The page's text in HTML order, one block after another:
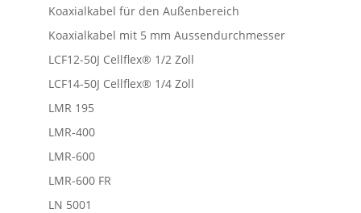
Koaxialkabel für den Außenbereich
Koaxialkabel mit 5 mm Aussendurchmesser
LCF12-50J Cellflex® 1/2 Zoll
LCF14-50J Cellflex® 1/4 Zoll
LMR 195
LMR-400
LMR-600
LMR-600 FR
LN 5001